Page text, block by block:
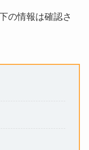
の情報は確認さ